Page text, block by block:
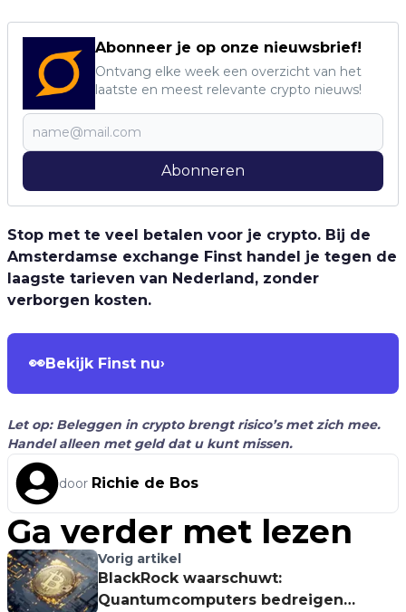
Abonneer je op onze nieuwsbrief!
Ontvang elke week een overzicht van het
laatste en meest relevante crypto nieuws!
Abonneren
Stop met te veel betalen voor je crypto. Bij de
Amsterdamse exchange Finst handel je tegen de
laagste tarieven van Nederland, zonder
verborgen kosten.
👀Bekijk Finst nu›
Let op: Beleggen in crypto brengt risico’s met zich mee.
Handel alleen met geld dat u kunt missen.
door Richie de Bos
Ga verder met lezen
Vorig artikel
BlackRock waarschuwt:
Quantumcomputers bedreigen